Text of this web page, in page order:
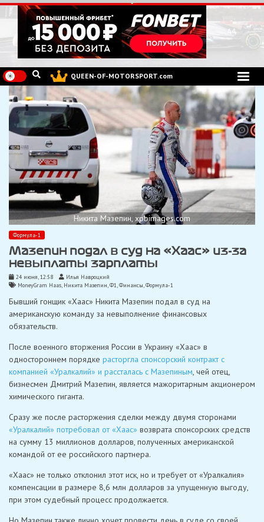
Перейти
к
содержимому
QUEEN-OF-MOTORSPORT.com
Никита Мазепин, xpbimages.com
Формула-1
Мазепин подал в суд на «Хаас» из-за
невыплаты зарплаты
24 июня, 12:58
Илья Навроцкий
MoneyGram Haas, Никита Мазепин,Ф1,Финансы,Формула-1
Бывший гонщик «Хаас» Никита Мазепин подал в суд на
американскую команду за невыполнение финансовых
обязательств.
После военного вторжения России в Украину «Хаас» в
одностороннем порядке расторгла спонсорский контракт с
компанией «Уралкалий» и рассталась с Мазепиным, чей отец,
бизнесмен Дмитрий Мазепин, является мажоритарным акционером
химического гиганта.
Сразу же после расторжения сделки между двумя сторонами
«Уралкалий» потребовал от «Хаас» возврата спонсорских средств
на сумму 13 миллионов долларов, полученных американской
командой от ее российского партнера.
«Хаас» не только отклонил этот иск, но и требует от «Уралкалия»
компенсации в размере 8,6 млн долларов за упущенную выгоду,
при этом судебный процесс продолжается.